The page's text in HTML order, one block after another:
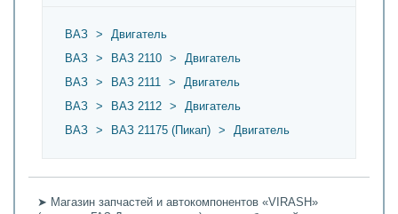
ВАЗ >
Двигатель
ВАЗ
> ВАЗ 2110 >
Двигатель
ВАЗ
> ВАЗ 2111 >
Двигатель
ВАЗ
> ВАЗ 2112 >
Двигатель
ВАЗ
> ВАЗ 21175 (Пикап) > Двигатель
➤ Магазин запчастей и автокомпонентов «VIRASH»